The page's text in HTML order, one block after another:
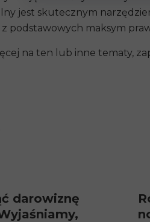
darowiznę
jest skutecznym
z podstawowych maksym
na ten lub inne tematy,